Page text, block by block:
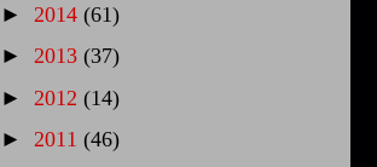
► 2014 (61)
► 2013 (37)
► 2012 (14)
► 2011 (46)